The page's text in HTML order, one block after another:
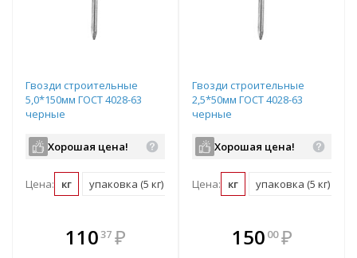
Гвозди строительные
5,0*150мм ГОСТ 4028-63
черные
Хорошая цена!
Цена: кг упаковка (5 кг)
11037 ₽
В комплекте
всегда выгоднее!
Гвозди строительные
2,5*50мм ГОСТ 4028-63
черные
Хорошая цена!
Цена: кг упаковка (5 кг)
В комплекте
всегда выгоднее!
150 00 ₽